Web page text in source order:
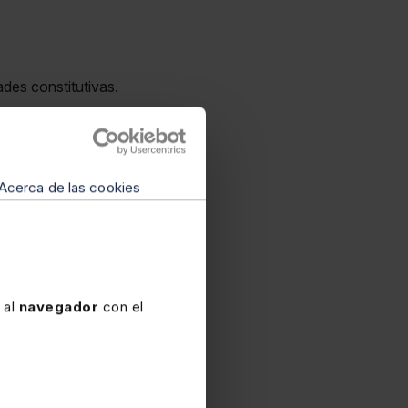
de las cookies
navegador con el
constitutivas.
a la regla de
de gran magnitud;